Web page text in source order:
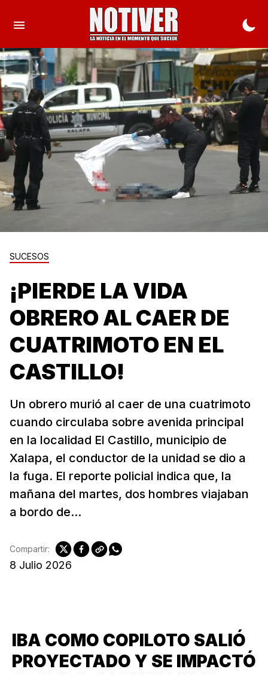
SUCESOS
¡PIERDE LA VIDA
OBRERO AL CAER DE
CUATRIMOTO EN EL
CASTILLO!
Un obrero murió al caer de una cuatrimoto
cuando circulaba sobre avenida principal
en la localidad El Castillo, municipio de
Xalapa, el conductor de la unidad se dio a
la fuga. El reporte policial indica que, la
mañana del martes, dos hombres viajaban
a bordo de...
8 Julio 2026
Compartir:
IBA COMO COPILOTO SALIÓ
PROYECTADO Y SE IMPACTÓ